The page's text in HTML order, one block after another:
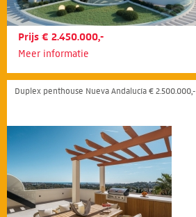
Prijs € 2.450.000,-
Meer informatie
Duplex penthouse Nueva Andalucía € 2.500.000,-